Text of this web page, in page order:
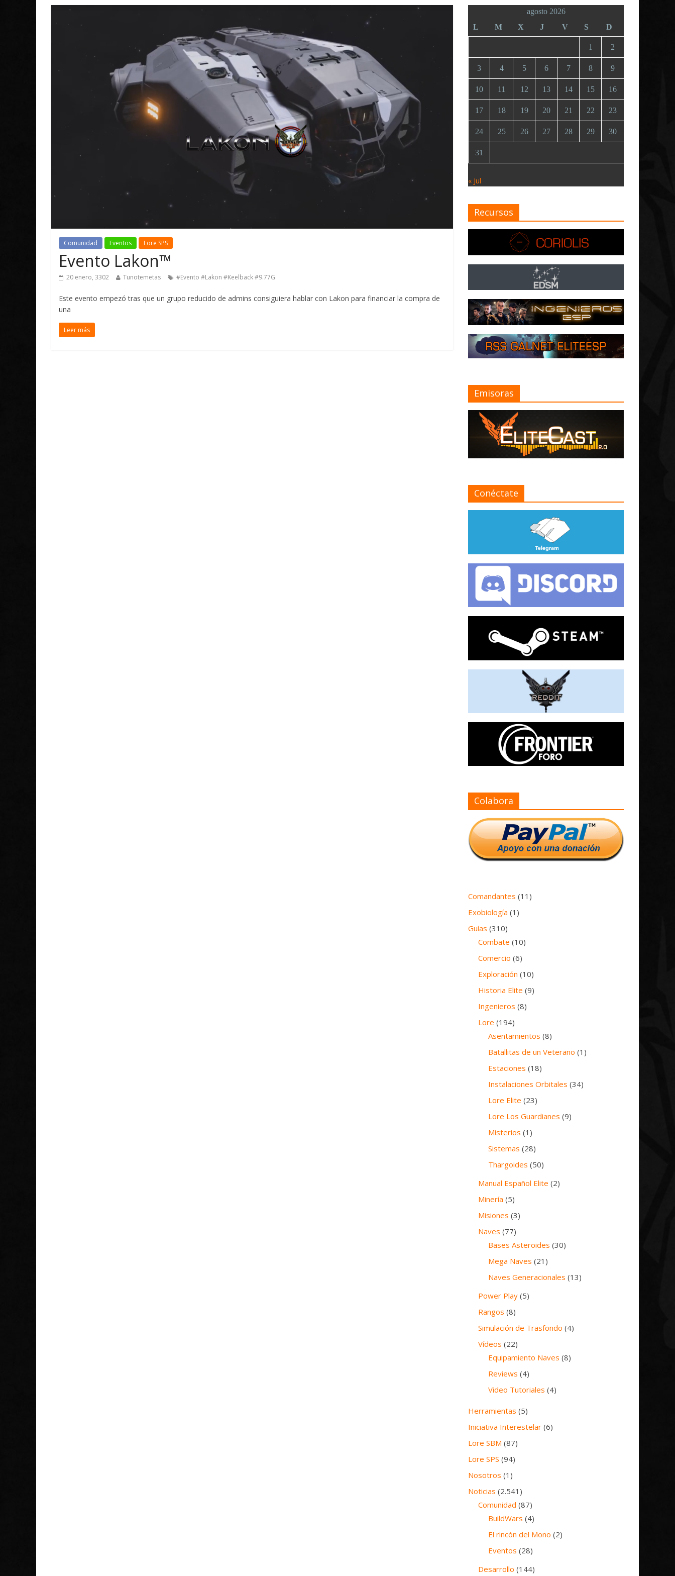
Comunidad Eventos Lore SPS
Evento Lakon™
20 enero, 3302 Tunotemetas #Evento #Lakon #Keelback #9.77G
Este evento empezó tras que un grupo reducido de admins consiguiera hablar con Lakon para financiar la compra de
una
Leer más
agosto 2026
L
M X J V S D
1 2
3 4 5 6 7 8 9
10 11 12 13 14 15 16
17 18 19 20 21 22 23
24 25 26 27 28 29 30
31
« Jul
Recursos
Emisoras
Conéctate
Colabora
Comandantes (11)
Exobiología (1)
Guías (310)
Combate (10)
Comercio (6)
Exploración (10)
Historia Elite (9)
Ingenieros (8)
Lore (194)
Asentamientos (8)
Batallitas de un Veterano (1)
Estaciones (18)
Instalaciones Orbitales (34)
Lore Elite (23)
Lore Los Guardianes (9)
Misterios (1)
Sistemas (28)
Thargoides (50)
Manual Español Elite (2)
Minería (5)
Misiones (3)
Naves (77)
Bases Asteroides (30)
Mega Naves (21)
Naves Generacionales (13)
Power Play (5)
Rangos (8)
Simulación de Trasfondo (4)
Vídeos (22)
Equipamiento Naves (8)
Reviews (4)
Video Tutoriales (4)
Herramientas (5)
Iniciativa Interestelar (6)
Lore SBM (87)
Lore SPS (94)
Nosotros (1)
Noticias (2.541)
Comunidad (87)
BuildWars (4)
El rincón del Mono (2)
Eventos (28)
Desarrollo (144)